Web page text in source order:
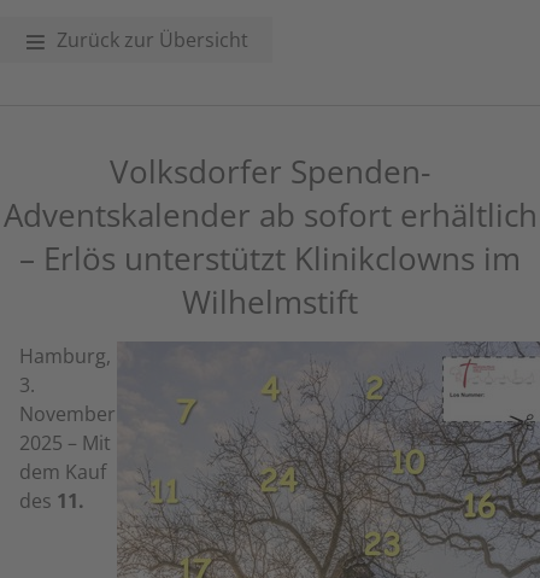
Zurück zur Übersicht
Volksdorfer Spenden-
Adventskalender ab sofort erhältlich
– Erlös unterstützt Klinikclowns im
Wilhelmstift
Hamburg,
3.
November
2025 – Mit
dem Kauf
des 11.